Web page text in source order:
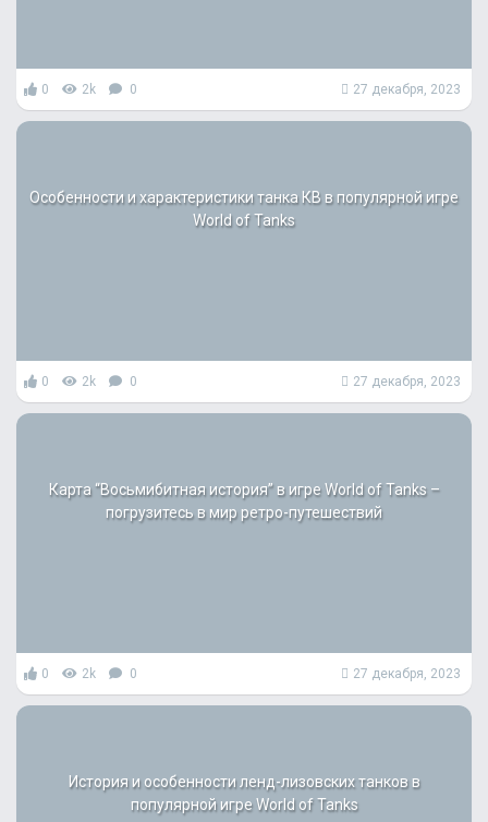
0 2k 0 27 декабря, 2023
Особенности и характеристики танка КВ в популярной игре
World of Tanks
0 2k 0 27 декабря, 2023
Карта “Восьмибитная история” в игре World of Tanks –
погрузитесь в мир ретро-путешествий
0 2k 0 27 декабря, 2023
История и особенности ленд-лизовских танков в
популярной игре World of Tanks